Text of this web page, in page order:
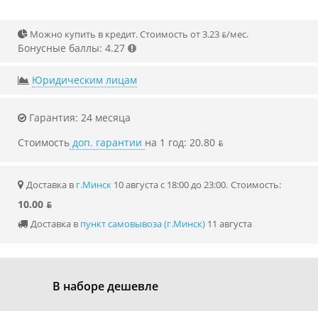
Можно купить в кредит. Стоимость от 3.23 ƃ/мec.
Бонусные баллы: 4.27
Юридическим лицам
Гарантия: 24 месяца
Стоимость доп. гарантии на 1 год: 20.80 ƃ
Доставка в г.Минск 10 августа с 18:00 до 23:00. Стоимость:
10.00 ƃ
Доставка в пункт самовывоза (г.Минск) 11 августа
В наборе дешевле